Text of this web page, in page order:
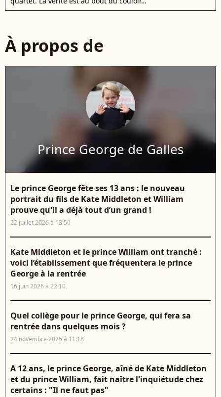
À propos de
Prince George de Galles
Le prince George fête ses 13 ans : le nouveau
portrait du fils de Kate Middleton et William
prouve qu'il a déjà tout d’un grand !
22 juillet 2026 à 13:50
Kate Middleton et le prince William ont tranché :
voici l’établissement que fréquentera le prince
George à la rentrée
16 juin 2026 à 22:10
Quel collège pour le prince George, qui fera sa
rentrée dans quelques mois ?
24 novembre 2025 à 11:18
A 12 ans, le prince George, aîné de Kate Middleton
et du prince William, fait naître l'inquiétude chez
certains : "Il ne faut pas"